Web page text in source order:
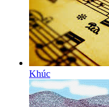
Khúc